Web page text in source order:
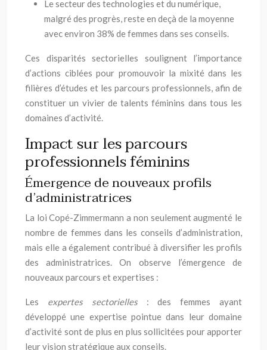
Le secteur des technologies et du numérique,
malgré des progrès, reste en deçà de la moyenne
avec environ 38% de femmes dans ses conseils.
Ces disparités sectorielles soulignent l’importance
d’actions ciblées pour promouvoir la mixité dans les
filières d’études et les parcours professionnels, afin de
constituer un vivier de talents féminins dans tous les
domaines d’activité.
Impact sur les parcours
professionnels féminins
Émergence de nouveaux profils
d’administratrices
La loi Copé-Zimmermann a non seulement augmenté le
nombre de femmes dans les conseils d’administration,
mais elle a également contribué à diversifier les profils
des administratrices. On observe l’émergence de
nouveaux parcours et expertises :
Les expertes sectorielles : des femmes ayant
développé une expertise pointue dans leur domaine
d’activité sont de plus en plus sollicitées pour apporter
leur vision stratégique aux conseils.